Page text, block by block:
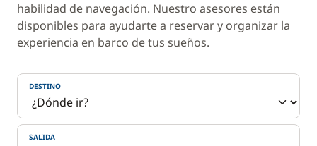
habilidad de navegación. Nuestro asesores están
disponibles para ayudarte a reservar y organizar la
experiencia en barco de tus sueños.
DESTINO
SALIDA